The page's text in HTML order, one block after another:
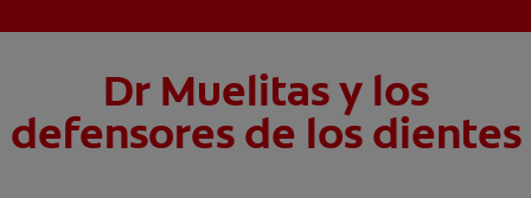
Dr Muelitas y los
defensores de los dientes